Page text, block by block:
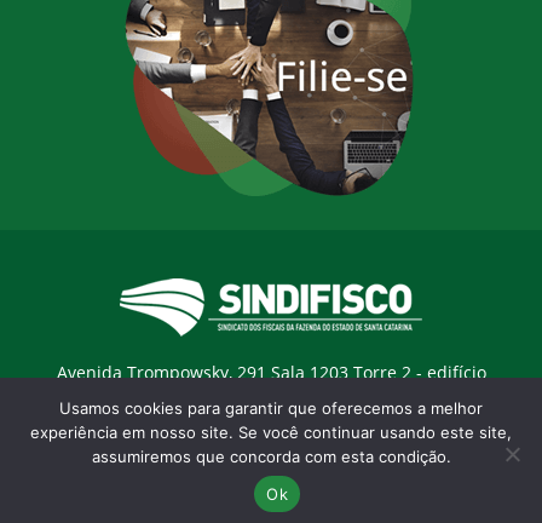
Avenida Trompowsky, 291 Sala 1203 Torre 2 - edifício
Trompowsky Corporate - Centro - Florianopólis / SC - CEP:
88015-300 |E-mail:sindifisco@sindifisco.org.br
Desenvolvido pelaagência Marketing Objetivo
Usamos cookies para garantir que oferecemos a melhor
experiência em nosso site. Se você continuar usando este site,
assumiremos que concorda com esta condição.
Ok